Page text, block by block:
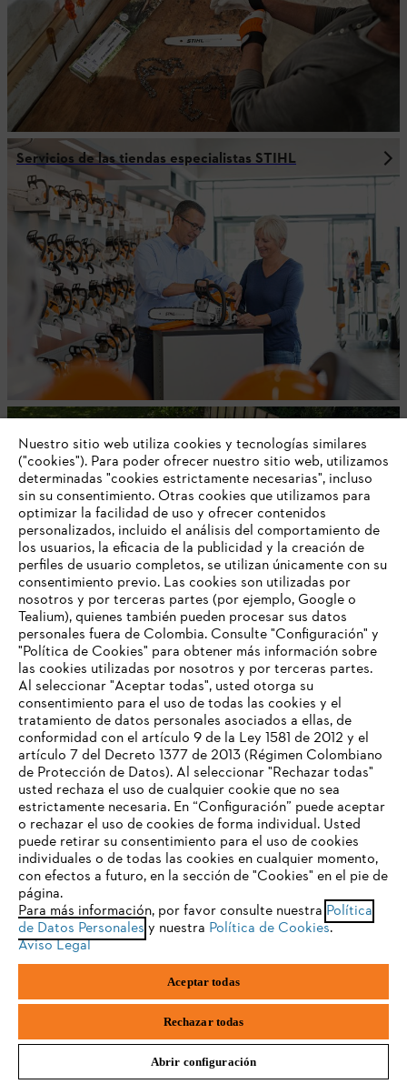
Servicios de las tiendas especialistas STIHL
¡No te pierdas nuestras novedades!
Suscríbete a nuestro newsletter STIHL.
E-mail
SUSCRÍBETE AQUÍ
#STIHLCOLOMBIA
Nuestra empresa
Preguntas frecuentes
TU NAVEGADOR NO ES
COMPATIBLE
El navegador que estás utilizando no es compatible con
nuestra página web. Para que puedas disfrutar de nuestro
contenido, utiliza uno de los siguientes navegadores:
firefox chrome
safari edge
Nuestro sitio web utiliza cookies y tecnologías similares
("cookies"). Para poder ofrecer nuestro sitio web, utilizamos
determinadas "cookies estrictamente necesarias", incluso
sin su consentimiento. Otras cookies que utilizamos para
optimizar la facilidad de uso y ofrecer contenidos
personalizados, incluido el análisis del comportamiento de
los usuarios, la eficacia de la publicidad y la creación de
perfiles de usuario completos, se utilizan únicamente con su
consentimiento previo. Las cookies son utilizadas por
nosotros y por terceras partes (por ejemplo, Google o
Tealium), quienes también pueden procesar sus datos
personales fuera de Colombia. Consulte "Configuración" y
"Política de Cookies" para obtener más información sobre
las cookies utilizadas por nosotros y por terceras partes.
Al seleccionar "Aceptar todas", usted otorga su
consentimiento para el uso de todas las cookies y el
tratamiento de datos personales asociados a ellas, de
conformidad con el artículo 9 de la Ley 1581 de 2012 y el
artículo 7 del Decreto 1377 de 2013 (Régimen Colombiano
de Protección de Datos). Al seleccionar "Rechazar todas"
usted rechaza el uso de cualquier cookie que no sea
estrictamente necesaria. En “Configuración” puede aceptar
o rechazar el uso de cookies de forma individual. Usted
puede retirar su consentimiento para el uso de cookies
individuales o de todas las cookies en cualquier momento,
con efectos a futuro, en la sección de "Cookies" en el pie de
página.
Para más información, por favor consulte nuestra Política
de Datos Personales y nuestra Política de Cookies.
Aviso Legal
Aceptar todas
Rechazar todas
Abrir configuración